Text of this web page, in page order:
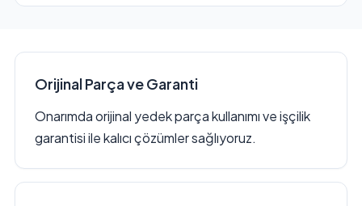
Orijinal Parça ve Garanti
Onarımda orijinal yedek parça kullanımı ve işçilik
garantisi ile kalıcı çözümler sağlıyoruz.